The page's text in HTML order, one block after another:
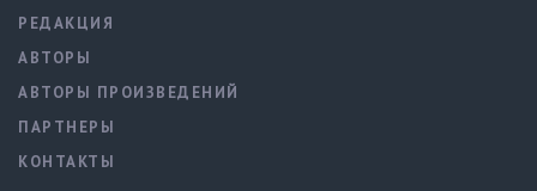
РЕДАКЦИЯ
АВТОРЫ
АВТОРЫ ПРОИЗВЕДЕНИЙ
ПАРТНЕРЫ
КОНТАКТЫ